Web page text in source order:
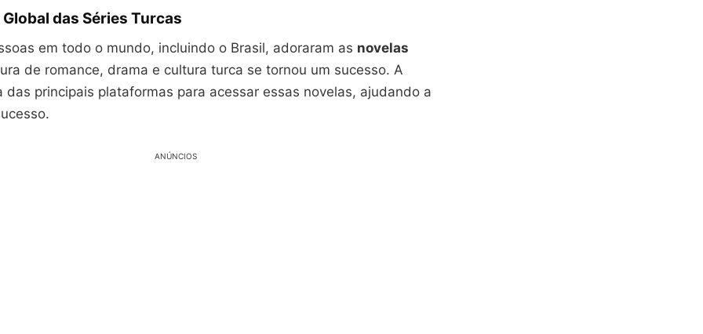
Global das Séries Turcas
em todo o mundo, incluindo o Brasil, adoraram as novelas
de romance, drama e cultura turca se tornou um sucesso. A
principais plataformas para acessar essas novelas, ajudando a
ANÚNCIOS